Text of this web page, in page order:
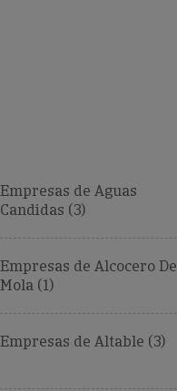
Empresas de Aguas
Candidas (3)
Empresas de Alcocero De
Mola (1)
Empresas de Altable (3)